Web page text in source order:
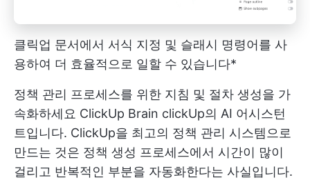
클릭업 문서에서 서식 지정 및 슬래시 명령어를 사
용하여 더 효율적으로 일할 수 있습니다*
정책 관리 프로세스를 위한 지침 및 절차 생성을 가
속화하세요 ClickUp Brain clickUp의 AI 어시스턴
트입니다. ClickUp을 최고의 정책 관리 시스템으로
만드는 것은 정책 생성 프로세스에서 시간이 많이
걸리고 반복적인 부분을 자동화한다는 사실입니다.